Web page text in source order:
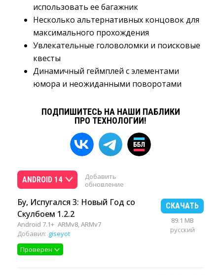
использовать ее багажник
Несколько альтернативных концовок для
максимального прохождения
Увлекательные головоломки и поисковые
квесты
Динамичный геймплей с элементами
юмора и неожиданными поворотами
ПОДПИШИТЕСЬ НА НАШИ ПАБЛИКИ
ПРО ТЕХНОЛОГИИ!
ANDROID 14
Добавить
обновление
Бу, Испугался 3: Новый Год со
Скулбоем 1.2.2
Android 7.1+ ARMv8, ARMv7
Добавил: giseyot
Проверен
СКАЧАТЬ
89.1 MB
русский